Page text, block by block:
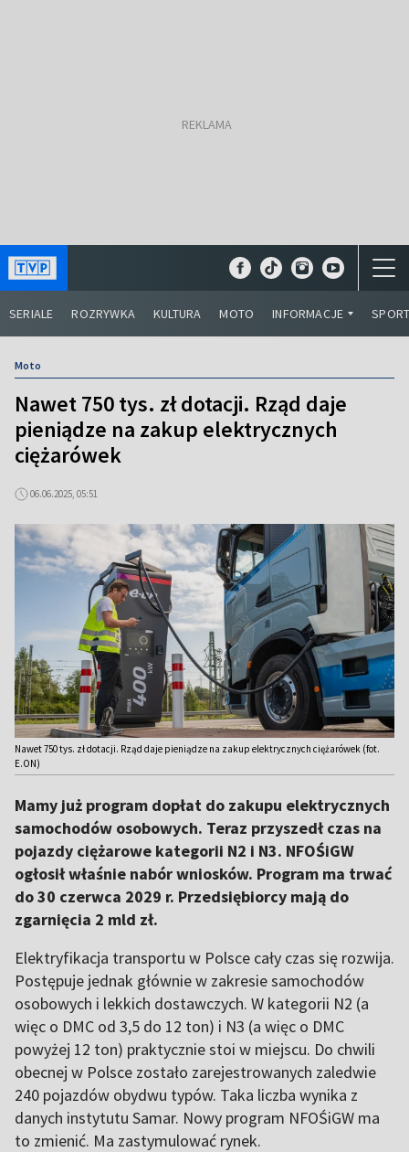
SERIALE ROZRYWKA KULTURA MOTO INFORMACJE
Moto
Nawet 750 tys. zł dotacji. Rząd daje
pieniądze na zakup elektrycznych
ciężarówek
06.06.2025, 05:51
Nawet 750 tys. zł dotacji. Rząd daje pieniądze na zakup elektrycznych ciężarówek (fot.
E.ON)
Mamy już program dopłat do zakupu elektrycznych
samochodów osobowych. Teraz przyszedł czas na
pojazdy ciężarowe kategorii N2 i N3. NFOŚiGW
ogłosił właśnie nabór wniosków. Program ma trwać
do 30 czerwca 2029 r. Przedsiębiorcy mają do
zgarnięcia 2 mld zł.
Elektryfikacja transportu w Polsce cały czas się rozwija.
Postępuje jednak głównie w zakresie samochodów
osobowych i lekkich dostawczych. W kategorii N2 (a
więc o DMC od 3,5 do 12 ton) i N3 (a więc o DMC
powyżej 12 ton) praktycznie stoi w miejscu. Do chwili
obecnej w Polsce zostało zarejestrowanych zaledwie
240 pojazdów obydwu typów. Taka liczba wynika z
danych instytutu Samar. Nowy program NFOŚiGW ma
to zmienić. Ma zastymulować rynek.